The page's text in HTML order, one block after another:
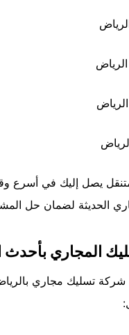
متنقل يصل إليك في
الحديثة لضمان حل
المجاري بأحدث
شركة تسليك مجاري